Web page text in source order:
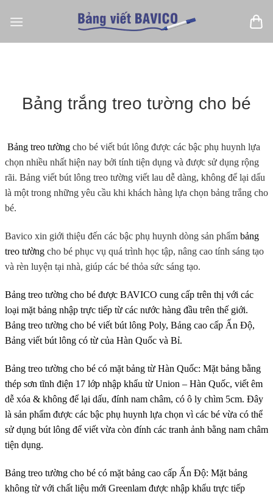
qua
Bảng trắng treo tường cho bé
Bảng treo tườngcho bé viết bút lông được các bậc phụ huynh lựa
chọn nhiều nhất hiện nay bởi tính tiện dụng và được sử dụng rộng
rãi. Bảng viết bút lông treo tường viết lau dễ dàng, không để lại dấu
là một trong những yêu cầu khi khách hàng lựa chọn bảng trắng cho
bé.
Bavico xin giới thiệu đến các bậc phụ huynh dòng sản phẩm bảng
treo tườngcho bé phục vụ quá trình học tập, nâng cao tính sáng tạo
và rèn luyện tại nhà, giúp các bé thỏa sức sáng tạo.
Bảng treo tườngcho bé được BAVICO cung cấp trên thị với các
loại mặt bảng nhập trực tiếp từ các nước hàng đầu trên thế giới.
Bảng treo tường cho bé viết bút lông Poly, Bảng cao cấp Ấn Độ,
Bảng viết bút lông có từ của Hàn Quốc và Bỉ.
Bảng treo tườngcho bé có mặt bảng từ Hàn Quốc: Mặt bảng bằng
thép sơn tĩnh điện 17 lớp nhập khẩu từ Union – Hàn Quốc, viết êm
dễ xóa & không để lại dấu, đính nam châm, có ô ly chìm 5cm. Đây
là sản phẩm được các bậc phụ huynh lựa chọn vì các bé vừa có thể
sử dụng bút lông để viết vừa còn đính các tranh ảnh bằng nam châm
tiện dụng.
Bảng treo tườngcho bé có mặt bảng cao cấp Ấn Độ: Mặt bảng
không từvới chất liệu mới Greenlamđược nhập khẩu trực tiếp